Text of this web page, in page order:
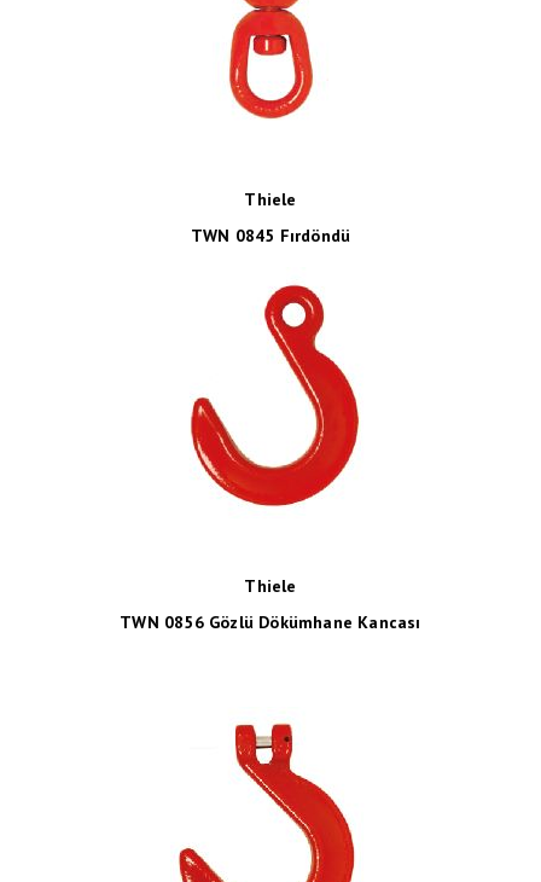
Thiele
TWN 0845 Fırdöndü
Thiele
TWN 0856 Gözlü Dökümhane Kancası